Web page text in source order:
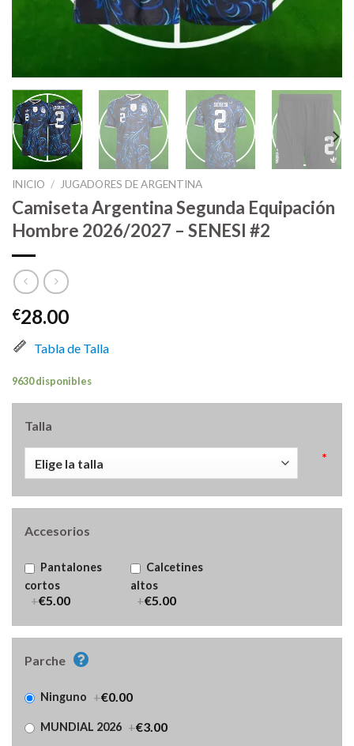
INICIO / JUGADORES DE ARGENTINA
Camiseta Argentina Segunda Equipación
Hombre 2026/2027 – SENESI #2
€28.00
Tabla de Talla
9630 disponibles
Talla
*
Accesorios
Pantalones
cortos
+€5.00
Calcetines
altos
+€5.00
Parche
Ninguno +€0.00
MUNDIAL 2026 +€3.00